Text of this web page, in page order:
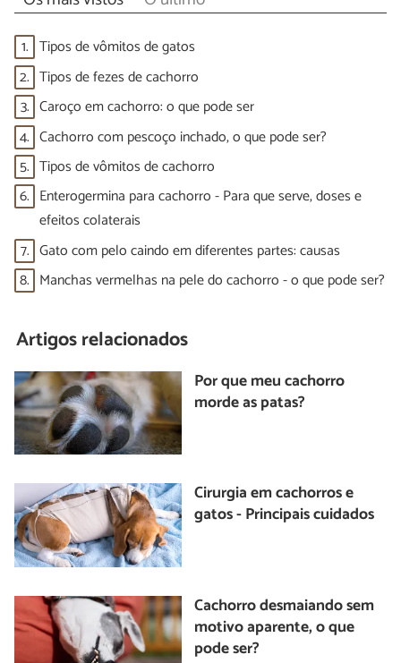
1. Tipos de vômitos de gatos
2. Tipos de fezes de cachorro
3. Caroço em cachorro: o que pode ser
4. Cachorro com pescoço inchado, o que pode ser?
5. Tipos de vômitos de cachorro
6. Enterogermina para cachorro - Para que serve, doses e
efeitos colaterais
7. Gato com pelo caindo em diferentes partes: causas
8. Manchas vermelhas na pele do cachorro - o que pode ser?
Artigos relacionados
Por que meu cachorro
morde as patas?
Cirurgia em cachorros e
gatos - Principais cuidados
Cachorro desmaiando sem
motivo aparente, o que
pode ser?